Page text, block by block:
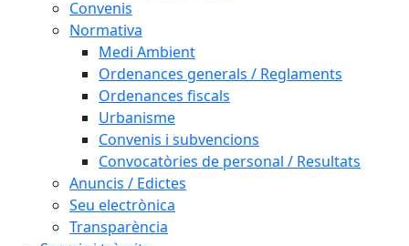
Convenis
Normativa
Medi Ambient
Ordenances generals / Reglaments
Ordenances fiscals
Urbanisme
Convenis i subvencions
Convocatòries de personal / Resultats
Anuncis / Edictes
Seu electrònica
Transparència